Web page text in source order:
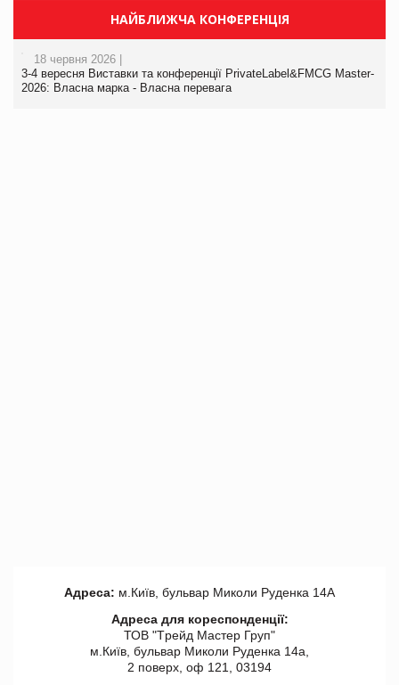
НАЙБЛИЖЧА КОНФЕРЕНЦІЯ
18 червня 2026 |
3-4 вересня Виставки та конференції PrivateLabel&FMCG Master-
2026: Власна марка - Власна перевага
Адреса: м.Київ, бульвар Миколи Руденка 14А
Адреса для кореспонденції:
ТОВ "Tрейд Мастер Груп"
м.Київ, бульвар Миколи Руденка 14а,
2 поверх, оф 121, 03194